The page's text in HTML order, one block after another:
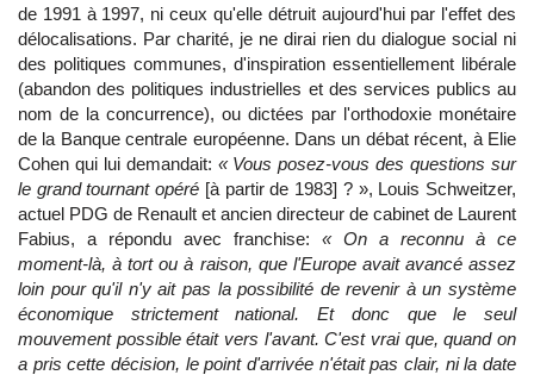
de 1991 à 1997, ni ceux qu'elle détruit aujourd'hui par l'effet des
délocalisations. Par charité, je ne dirai rien du dialogue social ni
des politiques communes, d'inspiration essentiellement libérale
(abandon des politiques industrielles et des services publics au
nom de la concurrence), ou dictées par l'orthodoxie monétaire
de la Banque centrale européenne. Dans un débat récent, à Elie
Cohen qui lui demandait: « Vous posez-vous des questions sur
le grand tournant opéré [à partir de 1983] ? », Louis Schweitzer,
actuel PDG de Renault et ancien directeur de cabinet de Laurent
Fabius, a répondu avec franchise: « On a reconnu à ce
moment-là, à tort ou à raison, que l'Europe avait avancé assez
loin pour qu'il n'y ait pas la possibilité de revenir à un système
économique strictement national. Et donc que le seul
mouvement possible était vers l'avant. C'est vrai que, quand on
a pris cette décision, le point d'arrivée n'était pas clair, ni la date